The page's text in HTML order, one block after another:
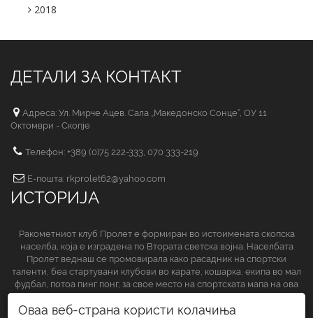
2018
ДЕТАЛИ ЗА КОНТАКТ
Адреса: Ул. Мирче Ацев. Сала „Македонско Сонце“, ОУ 11
Октомври - Скопје
Телефон: +389 (0)75 222-333, 070 333-219
Е-пошта: rkprolet62@yahoo.com
ИСТОРИЈА
Ракометниот клуб Пролет е формиран во истоимената скопска
населба, која е изградена по Втората светска војна. Населбата
Пролет веднаш се промовирала како расадник на спортски
таленти, беа стартувани клубови во карате, кошарка, екипа во мал
фудбал, потоа пинг понг, за свое место на спортската мапа на ова
Оваа веб-страна користи колачиња